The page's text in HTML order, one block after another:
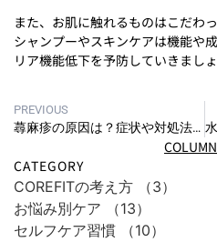
また、お肌に触れるものはこだわ
シャンプーやスキンケアは機能や
リア機能低下を予防していきましょ
PREVIOUS
蕁麻疹の原因は？症状や対処法・予防法を解説！ストレスでも蕁麻疹が出るって本当？
CATEGORY
COREFITの考え方 （3）
お悩み別ケア （13）
セルフケア習慣 （10）